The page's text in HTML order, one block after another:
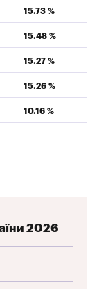
15.73 %
15.48 %
15.27 %
15.26 %
10.16 %
2026